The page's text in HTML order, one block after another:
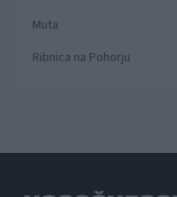
Muta
Ribnica na Pohorju